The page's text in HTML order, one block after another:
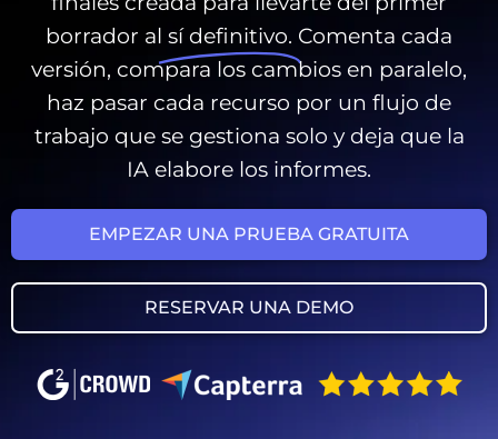
borrador al sí definitivo. Comenta cada
versión, compara los cambios en paralelo,
haz pasar cada recurso por un flujo de
trabajo que se gestiona solo y deja que la
IA elabore los informes.
EMPEZAR UNA PRUEBA GRATUITA
RESERVAR UNA DEMO